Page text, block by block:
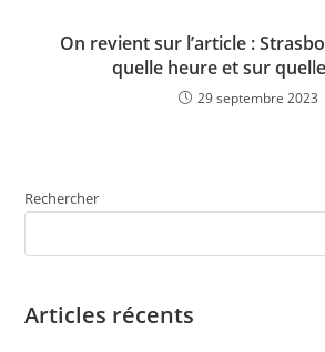
On revient sur l’article :
quelle heure et sur
29 septembre 2023
Rechercher
Articles récents